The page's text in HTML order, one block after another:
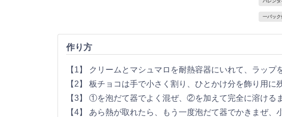
一パック
作り方
【1】 クリームとマシュマロを耐熱容器にいれて、ラップ
【2】 板チョコは手で小さく割り、ひとかけ分を飾り用に
【3】 ①を泡だて器でよく混ぜ、②を加えて完全に溶ける
【4】 あら熱が取れたら、もう一度泡だて器でかきまぜ